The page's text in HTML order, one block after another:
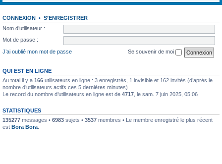
CONNEXION • S’ENREGISTRER
Nom d’utilisateur :
Mot de passe :
J’ai oublié mon mot de passe
Se souvenir de moi
QUI EST EN LIGNE
Au total il y a 166 utilisateurs en ligne : 3 enregistrés, 1 invisible et 162 invités (d’après le
nombre d’utilisateurs actifs ces 5 dernières minutes)
Le record du nombre d’utilisateurs en ligne est de 4717 , le sam. 7 juin 2025, 05:06
STATISTIQUES
135277 messages • 6983 sujets • 3537 membres • Le membre enregistré le plus récent
est Bora Bora